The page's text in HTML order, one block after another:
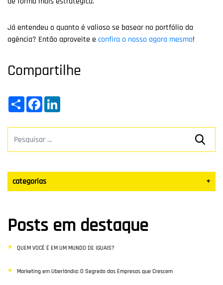
Já entendeu o quanto é valioso se basear no portfólio da
agência? Então aproveite e confira o nosso agora mesmo!
Compartilhe
ShareFacebook
categorias +
Blog
Vendas
Destaque
Posts em destaque
QUEM VOCÊ É EM UM MUNDO DE IGUAIS?
Marketing em Uberlândia: O Segredo das Empresas que Crescem